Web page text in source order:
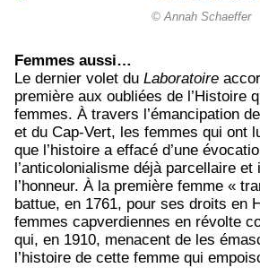
© Annah Schaeffer
Femmes aussi…
Le dernier volet du Laboratoire
première aux oubliées de l’Histoire
femmes. À travers l’émancipation
et du Cap-Vert, les femmes qui ont
que l’histoire a effacé d’une
l’anticolonialisme déjà parcellaire
l’honneur. À la première femme «
battue, en 1761, pour ses droits en
femmes capverdiennes en révolte
qui, en 1910, menacent de les
l’histoire de cette femme qui